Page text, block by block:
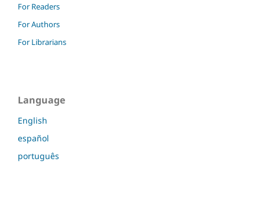
For Readers
For Authors
For Librarians
Language
English
español
português